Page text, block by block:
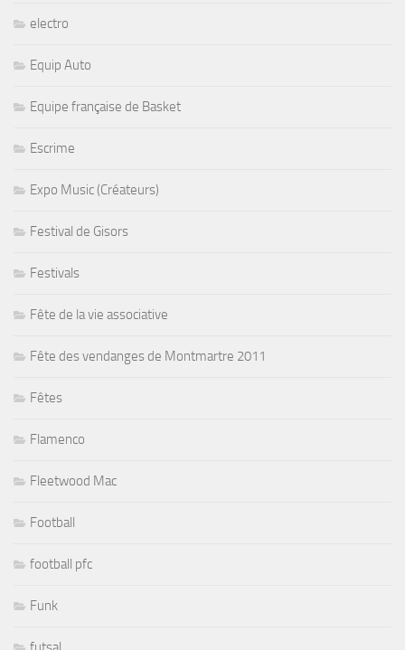
electro
Equip Auto
Equipe française de Basket
Escrime
Expo Music (Créateurs)
Festival de Gisors
Festivals
Fête de la vie associative
Fête des vendanges de Montmartre 2011
Fêtes
Flamenco
Fleetwood Mac
Football
football pfc
Funk